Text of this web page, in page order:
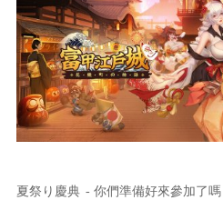
夏祭り慶典 - 你們準備好來參加了